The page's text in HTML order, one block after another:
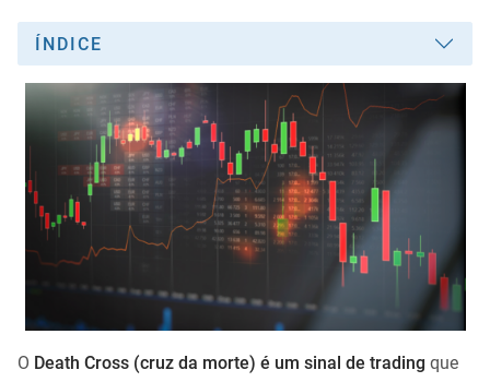
ÍNDICE
O Death Cross (cruz da morte) é um sinal de trading que